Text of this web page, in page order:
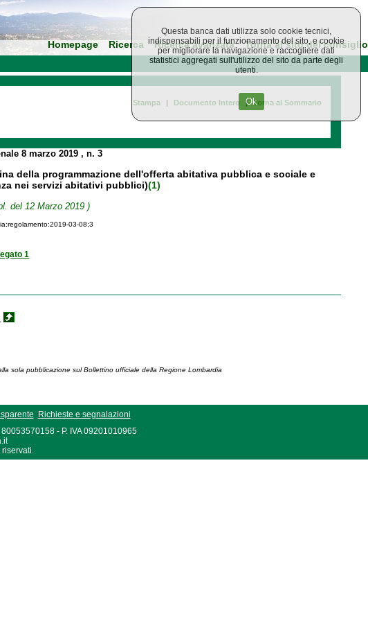
Homepage Ricerca Ricerca avanzata Torna al sito del consiglio
Stampa | Documento Intero | Torna al Sommario
8 marzo 2019, n. 3
della programmazione dell'offerta abitativa pubblica e sociale e
nei servizi abitativi pubblici)(1)
del 12 Marzo 2019 )
03-08;3
1
sola pubblicazione sul Bollettino ufficiale della Regione Lombardia
Richieste e segnalazioni
- P. IVA 09201010965
Questa banca dati utilizza solo cookie tecnici,
indispensabili per il funzionamento del sito, e cookie
per migliorare la navigazione e raccogliere dati
statistici aggregati sull'utilizzo del sito da parte degli
utenti.
Ok